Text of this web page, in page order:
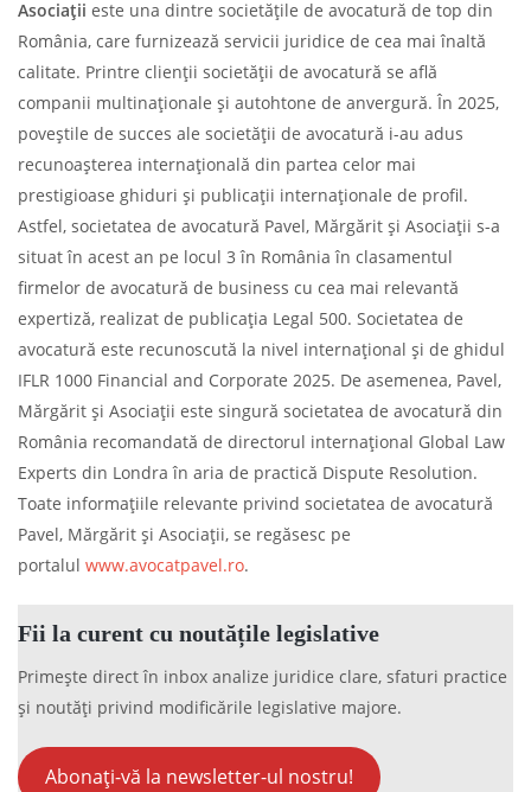
Asociații este una dintre societățile de avocatură de top din
România, care furnizează servicii juridice de cea mai înaltă
calitate. Printre clienții societății de avocatură se află
companii multinaționale și autohtone de anvergură. În 2025,
poveștile de succes ale societății de avocatură i-au adus
recunoașterea internațională din partea celor mai
prestigioase ghiduri și publicații internaționale de profil.
Astfel, societatea de avocatură Pavel, Mărgărit și Asociații s-a
situat în acest an pe locul 3 în România în clasamentul
firmelor de avocatură de business cu cea mai relevantă
expertiză, realizat de publicația Legal 500. Societatea de
avocatură este recunoscută la nivel internațional și de ghidul
IFLR 1000 Financial and Corporate 2025. De asemenea, Pavel,
Mărgărit și Asociații este singură societatea de avocatură din
România recomandată de directorul internațional Global Law
Experts din Londra în aria de practică Dispute Resolution.
Toate informațiile relevante privind societatea de avocatură
Pavel, Mărgărit și Asociații, se regăsesc pe
portalul www.avocatpavel.ro.
Fii la curent cu noutățile legislative
Primește direct în inbox analize juridice clare, sfaturi practice
și noutăți privind modificările legislative majore.
Abonați-vă la newsletter-ul nostru!